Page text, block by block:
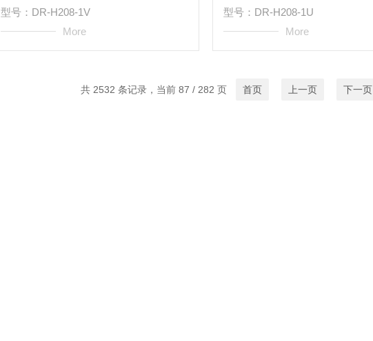
型号：DR-H208-1V
More
型号：DR-H208-1U
More
共 2532 条记录，当前 87 / 282 页 首页 上一页 下一页